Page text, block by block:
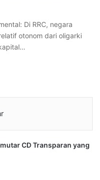
Di RRC, negara
otonom dari oligarki
CD Transparan yang